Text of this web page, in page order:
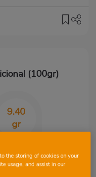
(100gr)
9.40
gr
the storing of cookies on your
usage, and assist in our